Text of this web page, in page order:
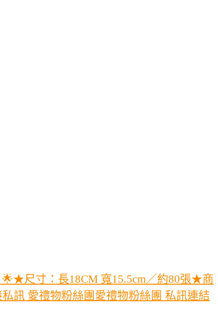
尺寸：長18CM 寬15.5cm／約80張★商
訊 愛禮物粉絲團愛禮物粉絲團 私訊連結